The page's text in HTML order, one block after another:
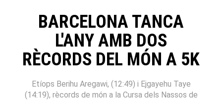
BARCELONA TANCA
L'ANY AMB DOS
RÈCORDS DEL MÓN A 5K
Etíops Berihu Aregawi, (12:49) i Ejgayehu Taye
(14:19), rècords de món a la Cursa dels Nassos de